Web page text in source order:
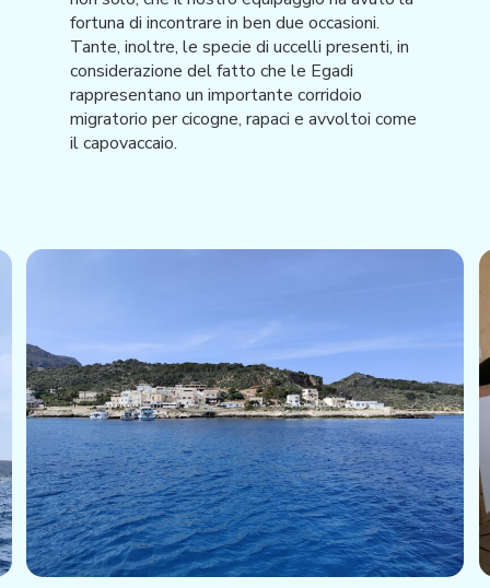
fortuna di incontrare in ben due occasioni.
Tante, inoltre, le specie di uccelli presenti, in
considerazione del fatto che le Egadi
rappresentano un importante corridoio
migratorio per cicogne, rapaci e avvoltoi come
il capovaccaio.